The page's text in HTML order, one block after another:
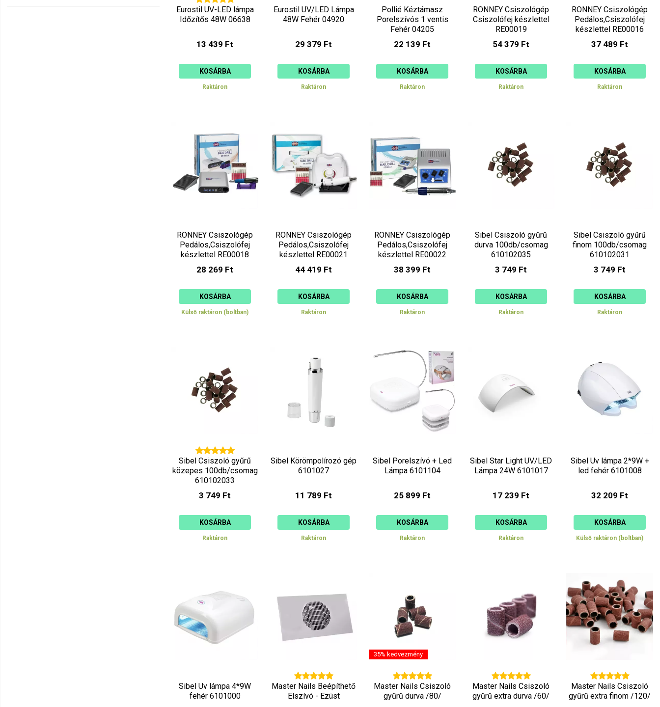
Eurostil UV-LED lámpa
Időzítős 48W 06638
13 439 Ft
KOSÁRBA
Raktáron
Eurostil UV/LED Lámpa
48W Fehér 04920
29 379 Ft
KOSÁRBA
Raktáron
Pollié Kéztámasz
Porelszívós 1 ventis
Fehér 04205
22 139 Ft
KOSÁRBA
Raktáron
RONNEY Csiszológép
Csiszolófej készlettel
RE00019
54 379 Ft
KOSÁRBA
Raktáron
RONNEY Csiszológép
Pedálos,Csiszolófej
készlettel RE00016
37 489 Ft
KOSÁRBA
Raktáron
RONNEY Csiszológép
Pedálos,Csiszolófej
készlettel RE00018
28 269 Ft
KOSÁRBA
Külső raktáron (boltban)
RONNEY Csiszológép
Pedálos,Csiszolófej
készlettel RE00021
44 419 Ft
KOSÁRBA
Raktáron
RONNEY Csiszológép
Pedálos,Csiszolófej
készlettel RE00022
38 399 Ft
KOSÁRBA
Raktáron
Sibel Csiszoló gyűrű
durva 100db/csomag
610102035
3 749 Ft
KOSÁRBA
Raktáron
Sibel Csiszoló gyűrű
finom 100db/csomag
610102031
3 749 Ft
KOSÁRBA
Raktáron
Sibel Csiszoló gyűrű
közepes 100db/csomag
610102033
3 749 Ft
KOSÁRBA
Raktáron
Sibel Körömpolírozó gép
6101027
11 789 Ft
KOSÁRBA
Raktáron
Sibel Porelszívó + Led
Lámpa 6101104
25 899 Ft
KOSÁRBA
Raktáron
Sibel Star Light UV/LED
Lámpa 24W 6101017
17 239 Ft
KOSÁRBA
Raktáron
Sibel Uv lámpa 2*9W +
led fehér 6101008
32 209 Ft
KOSÁRBA
Külső raktáron (boltban)
Sibel Uv lámpa 4*9W
fehér 6101000
Master Nails Beépíthető
Elszívó - Ezüst
35% kedvezmény
Master Nails Csiszoló
gyűrű durva /80/
Master Nails Csiszoló
gyűrű extra durva /60/
Master Nails Csiszoló
gyűrű extra finom /120/